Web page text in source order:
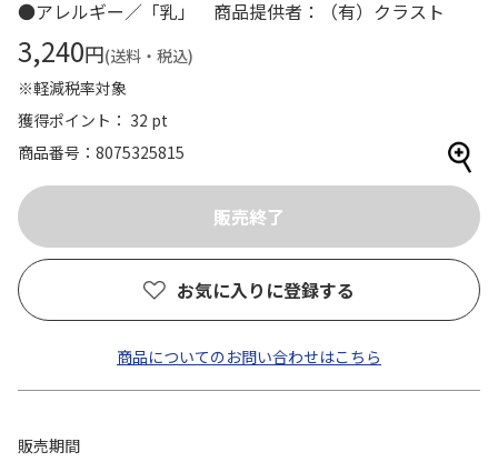
●アレルギー／「乳」 商品提供者：（有）クラスト
3,240円(送料・税込)
※軽減税率対象
獲得ポイント： 32 pt
商品番号
8075325815
お気に入りに登録する
商品についてのお問い合わせはこちら
販売期間